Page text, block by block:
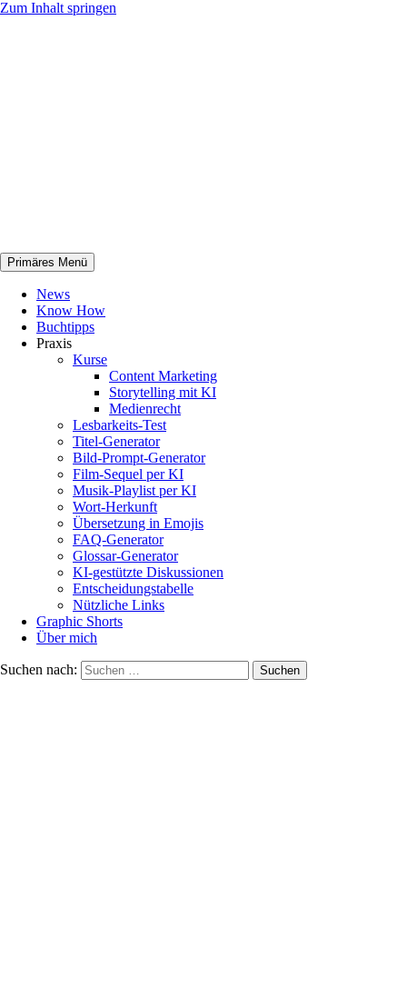
Zum Inhalt springen
netknowhow
Primäres Menü
News
Know How
Buchtipps
Praxis
Kurse
Content Marketing
Storytelling mit KI
Medienrecht
Lesbarkeits-Test
Titel-Generator
Bild-Prompt-Generator
Film-Sequel per KI
Musik-Playlist per KI
Wort-Herkunft
Übersetzung in Emojis
FAQ-Generator
Glossar-Generator
KI-gestützte Diskussionen
Entscheidungstabelle
Nützliche Links
Graphic Shorts
Über mich
Suchen nach: